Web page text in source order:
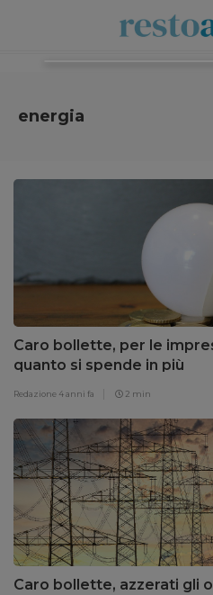
energia
Caro bollette, per le
quanto si spende in più
Redazione 4 anni fa 2 min
Caro bollette, azzerati gli